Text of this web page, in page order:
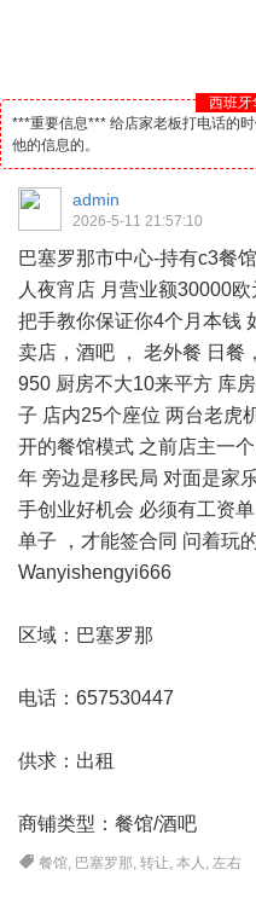
西班牙
***重要信息*** 给店家老板打电话的
他的信息的。
admin
2026-5-11 21:57:10
巴塞罗那市中心-持有c3餐
人夜宵店 月营业额30000
把手教你保证你4个月本钱
卖店， 酒吧 ， 老外餐 日餐
950 厨房不大10来平方 库
子 店内25个座位 两台老虎
开的餐馆模式 之前店主一
年 旁边是移民局 对面是家
手创业好机会 必须有工资
单子 ，才能签合同 问着玩
Wanyishengyi666
区域：巴塞罗那
电话：657530447
供求：出租
商铺类型：餐馆/酒吧
餐馆, 巴塞罗那,转让,本人 ,左右